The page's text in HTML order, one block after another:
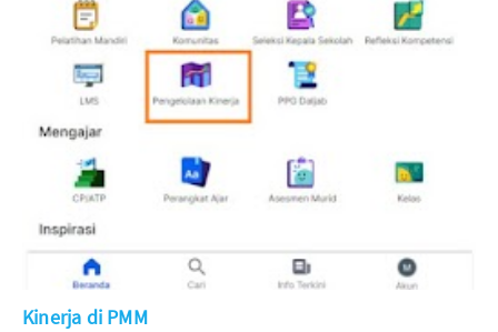
Kinerja di PMM